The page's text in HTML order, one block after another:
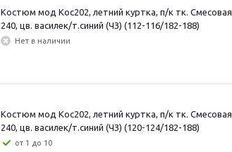
Костюм мод Кос202, летний куртка, п/к тк. Смесовая
240, цв. василек/т.синий (ЧЗ) (112-116/182-188)
Нет в наличии
Костюм мод Кос202, летний куртка, п/к тк. Смесовая
240, цв. василек/т.синий (ЧЗ) (120-124/182-188)
от 1 до 10